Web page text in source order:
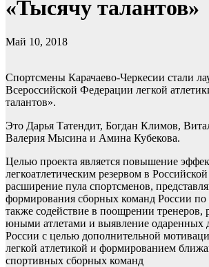
«Тысячу талантов»
Май 10, 2018
Спортсмены Карачаево-Черкесии стали
Всероссийской Федерации легкой
талантов».
Это Дарья Татендит, Богдан Климов,
Валерия Мысина и Амина Кубекова.
Целью проекта является повышение
легкоатлетическим резервом в
расширение пула спортсменов,
формирования сборных команд России по
также содействие в поощрении тренеров,
юными атлетами и выявление одаренных
России с целью дополнительной
легкой атлетикой и формированием
спортивных сборных команд